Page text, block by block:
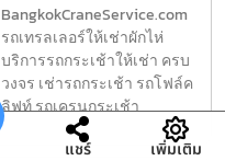
BangkokCraneService.com
รถเทรลเลอร์ให้เช่าผักไห่
บริการรถกระเช้าให้เช่า ครบ
วงจร เช่ารถกระเช้า รถโฟล์ค
ลิฟท์ รถเครนกระเช้า
แชร์ เพิ่มเติม